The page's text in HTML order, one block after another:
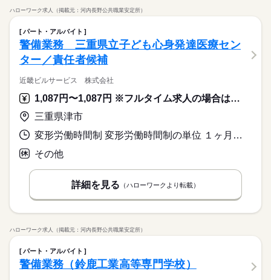
勤務先公開
大量募集 交通費
就業時間・曜日
家庭都合休可
働き方・環境
ブランクOK
社会保険制度
制服あり
週払い 禁煙・分煙 バイク自転車
車OK
寮・社宅
英語不要
続きを読む
08：00～17：00 ◆実働8時間 / 休憩1時間 ◆残業なし ※勤務時
間帯は現場によって異なる場合あり
休日・休暇
※現場によって異なる
休み希望の相談OK！お気軽にどうぞ♪
基本特徴
未経験OK 30代活躍 40代活躍 50代活躍 60代歓迎
募集条件 勤務先公開
家庭都合休可
★教育期間あり ◆週払い可能 ◆有資格者は資格手当支給 【交通
費備考】 規定あり
期間・時間 長期
08：00～17：00 ◆実働8時間 / 休憩1時間 ◆残業なし ※勤務時
間帯は現場によって異なる場合あり
休み希望の相談OK！お気軽にどうぞ♪
詳しい募集要項をすべて見る
応募する
ハローワーク求人（掲載元：河内長野公共職業安定所）
パート・アルバイト
警備業務 三重県立子ども心身発達医療セン
ター／責任者候補
近畿ビルサービス 株式会社
1,087円〜1,087円 ※フルタイム求人の場合は月額（換算額）、パート求人の場合は時間額を表示しています。
三重県津市
変形労働時間制 変形労働時間制の単位 １ヶ月単位 就業時間１ 17時00分〜8時30分 就業時間２ 8時30分〜8時29分 就業時間に関する特記事項 シフト制
その他
詳細を見る （ハローワークより転載）
ハローワーク求人（掲載元：河内長野公共職業安定所）
パート・アルバイト
警備業務（鈴鹿工業高等専門学校）